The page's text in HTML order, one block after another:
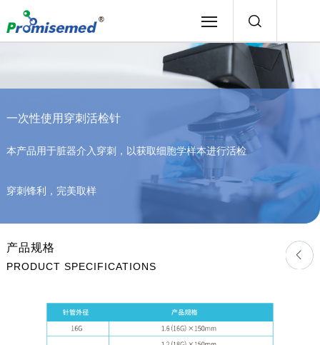
一次性使用穿刺活检针
本产品用于脏器介入穿刺，以获取细胞学样本进行活检
穿刺锋利，完美取样
产品规格
PRODUCT SPECIFICATIONS